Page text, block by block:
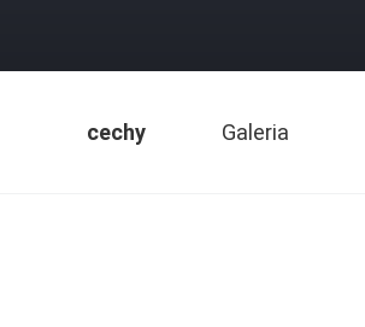
cechy Galeria